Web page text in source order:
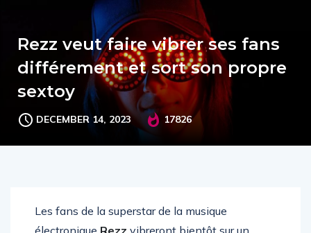
Rezz veut faire vibrer ses fans
différement et sort son propre
sextoy
17826
Les fans de la superstar de la musique